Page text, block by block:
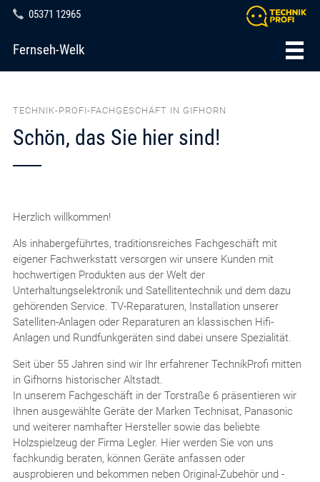
05371 12965
Fernseh-Welk
TECHNIK-PROFI-FACHGESCHÄFT IN GIFHORN
Schön, das Sie hier sind!
Herzlich willkommen!
Als inhabergeführtes, traditionsreiches Fachgeschäft mit
eigener Fachwerkstatt versorgen wir unsere Kunden mit
hochwertigen Produkten aus der Welt der
Unterhaltungselektronik und Satellitentechnik und dem dazu
gehörenden Service. TV-Reparaturen, Installation unserer
Satelliten-Anlagen oder Reparaturen an klassischen Hifi-
Anlagen und Rundfunkgeräten sind dabei unsere Spezialität.
Seit über 55 Jahren sind wir Ihr erfahrener TechnikProfi mitten
in Gifhorns historischer Altstadt.
In unserem Fachgeschäft in der Torstraße 6 präsentieren wir
Ihnen ausgewählte Geräte der Marken Technisat, Panasonic
und weiterer namhafter Hersteller sowie das beliebte
Holzspielzeug der Firma Legler. Hier werden Sie von uns
fachkundig beraten, können Geräte anfassen oder
ausprobieren und bekommen neben Original-Zubehör und -